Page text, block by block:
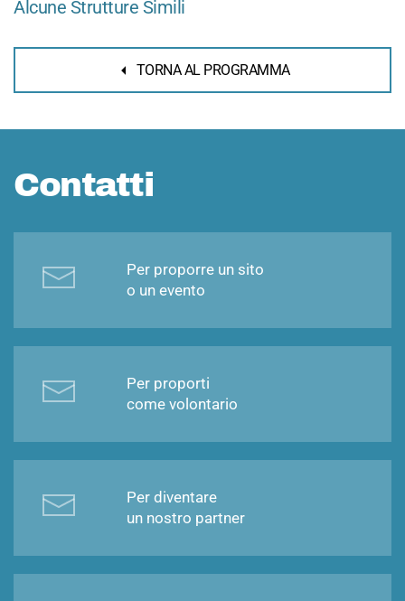
Alcune Strutture Simili
TORNA AL PROGRAMMA
Contatti
Per proporre un sito
o un evento
Per proporti
come volontario
Per diventare
un nostro partner